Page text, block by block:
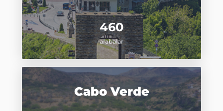
460
arabalar
Cabo Verde